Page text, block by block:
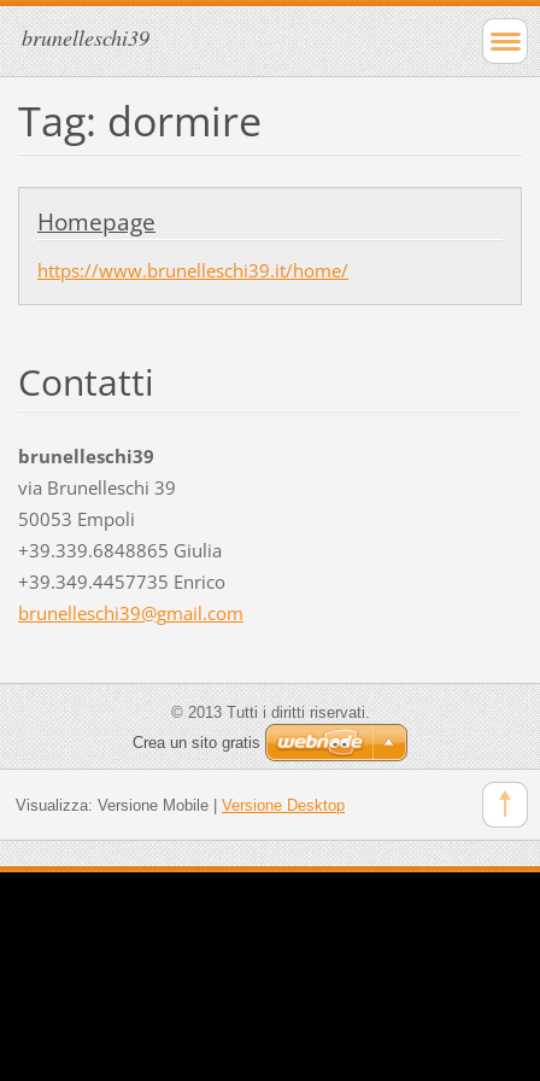
brunelleschi39
Tag: dormire
Homepage
https://www.brunelleschi39.it/home/
Contatti
brunelleschi39
via Brunelleschi 39
50053 Empoli
+39.339.6848865 Giulia
+39.349.4457735 Enrico
brunelleschi39@gmail.com
© 2013 Tutti i diritti riservati.
Crea un sito gratis
Visualizza: Versione Mobile| Versione Desktop